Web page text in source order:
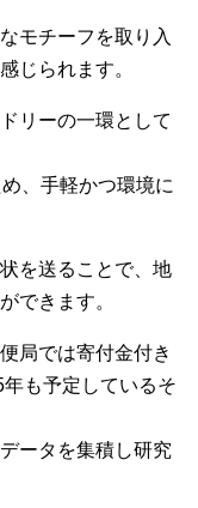
モチーフを取り入
じられます。
リーの一環として
、手軽かつ環境に
を送ることで、地
できます。
局では寄付金付き
も予定しているそ
ータを集積し研究